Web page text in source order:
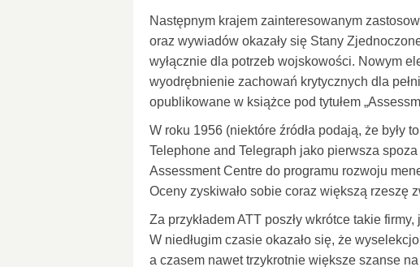
Następnym krajem zainteresowanym
oraz wywiadów okazały się Stany
wyłącznie dla potrzeb wojskowości. Nowym
wyodrębnienie zachowań krytycznych dla
opublikowane w książce pod tytułem
W roku 1956 (niektóre źródła podają, że były
Telephone and Telegraph jako pierwsza
Assessment Centre do programu rozwoju
Oceny zyskiwało sobie coraz większą rzeszę
Za przykładem ATT poszły wkrótce takie
W niedługim czasie okazało się, że
a czasem nawet trzykrotnie większe szanse